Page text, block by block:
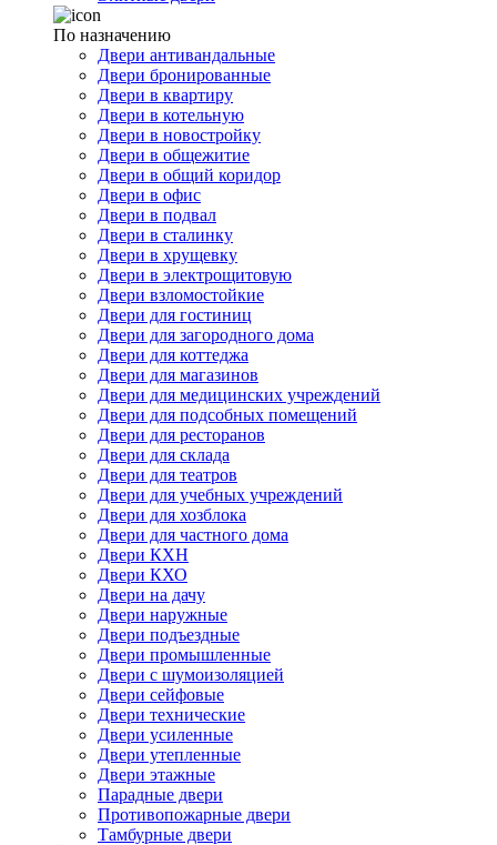
По назначению
Двери антивандальные
Двери бронированные
Двери в квартиру
Двери в котельную
Двери в новостройку
Двери в общежитие
Двери в общий коридор
Двери в офис
Двери в подвал
Двери в сталинку
Двери в хрущевку
Двери в электрощитовую
Двери взломостойкие
Двери для гостиниц
Двери для загородного дома
Двери для коттеджа
Двери для магазинов
Двери для медицинских учреждений
Двери для подсобных помещений
Двери для ресторанов
Двери для склада
Двери для театров
Двери для учебных учреждений
Двери для хозблока
Двери для частного дома
Двери КХН
Двери КХО
Двери на дачу
Двери наружные
Двери подъездные
Двери промышленные
Двери с шумоизоляцией
Двери сейфовые
Двери технические
Двери усиленные
Двери утепленные
Двери этажные
Парадные двери
Противопожарные двери
Тамбурные двери